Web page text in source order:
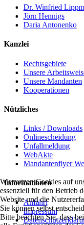
Dr. Winfried
Jörn Hennigs
Daria Antonenko
Kanzlei
Rechtsgebiete
Unsere
Unsere Mandanten
Kooperationen
Nützliches
Links / Downloads
Onlinescheidung
Unfallmeldung
WebAkte
Mandantenflyer
Informationen
Anfahrt
Impressum
Wir nutzen Cookies auf
essenziell für den Betrieb
Website und die
Sie können selbst
Bitte beachten Sie, dass